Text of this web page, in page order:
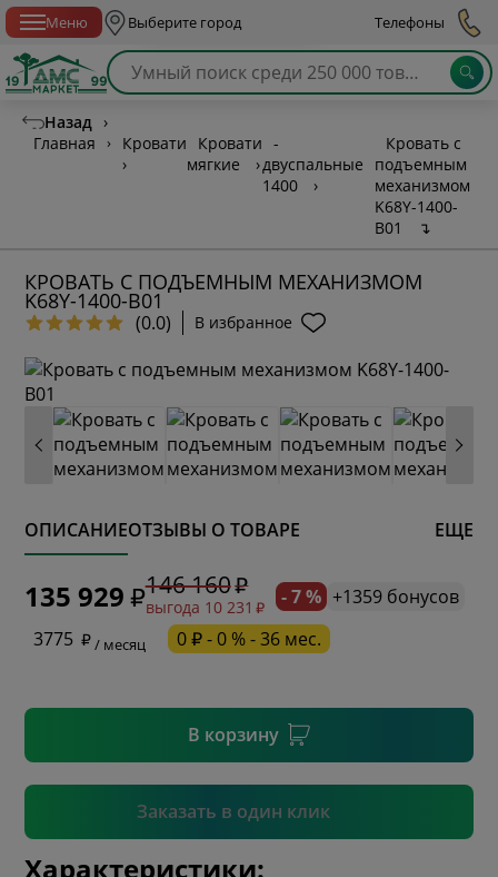
Меню Выберите город Телефоны
Назад ›
Главная
›
Кровати
›
Кровати
мягкие
›
-
двуспальные
1400
›
Кровать с
подъемным
механизмом
K68Y-1400-
B01
↴
КРОВАТЬ С ПОДЪЕМНЫМ МЕХАНИЗМОМ
K68Y-1400-B01
(0.0) В избранное
ОПИСАНИЕОТЗЫВЫ О ТОВАРЕ ЕЩЕ
135 929 146 160
выгода 10 231 - 7 % +1359 бонусов
3775
/ месяц 0 ₽ - 0 % - 36 мес.
В корзину
Заказать в один клик
* обязательное поле
* необязательное поле
Подтвердить
Характеристики: